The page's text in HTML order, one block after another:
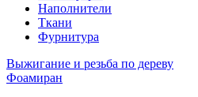
Наполнители
Ткани
Фурнитура
Выжигание и резьба по дереву
Фоамиран